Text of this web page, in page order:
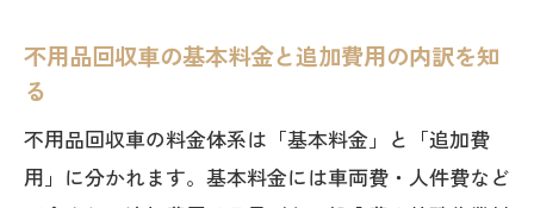
度とは
を解説
回収車利用でトラブル回避するポイント
不用品回収車の基本料金と追加費用の内訳を知
る
不用品回収車の料金体系は「基本料金」と「追加費
用」に分かれます。基本料金には車両費・人件費など